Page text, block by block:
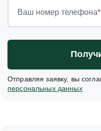
Ваш номер телефона*
Отправляя заявку, вы
персональных данных